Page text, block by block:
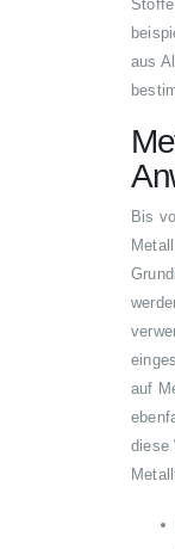
aus
Bis
auf
diese